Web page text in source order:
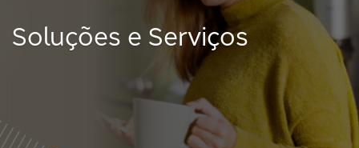
Soluções e Serviços